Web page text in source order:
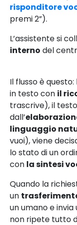
risponditore
premi 2”).
L’assistente si
interno del
Il flusso è
in testo con il
trascrive), il
dall’
linguaggio
vuoi), viene
lo stato di un
con la sintesi
Quando la
un
un umano e
non ripete tutto